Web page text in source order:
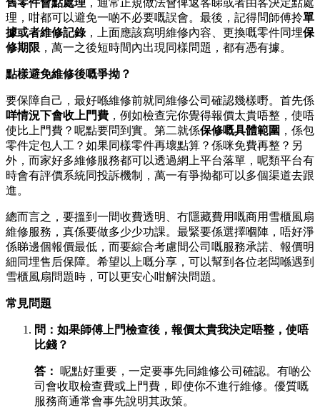
理，咁都可以避免一啲不必要嘅誤會。最後，記得問師傅拎單
據或者維修記錄，上面應該寫明維修內容、更換嘅零件同埋保
修期限 ，萬一之後短時間內出現同樣問題，都有憑有據。
點樣避免維修後嘅爭拗？
要保障自己，最好喺維修前就同維修公司確認幾樣嘢。首先係
咩情況下會收上門費 ，例如檢查完你覺得報價太貴唔整，使唔
使比上門費？呢點要問到實。第二就係保修嘅具體範圍 ，係包
零件定包人工？如果同樣零件再壞點算？係咪免費再整？另
外，而家好多維修服務都可以透過網上平台落單，呢類平台有
時會有評價系統同投訴機制，萬一有爭拗都可以多個渠道去跟
進。
總而言之，要搵到一間收費透明、冇隱藏費用嘅商用雪櫃風扇
維修服務，真係要做多少少功課。最緊要係選擇嗰陣，唔好淨
係睇邊個報價最低，而要綜合考慮間公司嘅服務承諾、報價明
細同埋售后保障。希望以上嘅分享，可以幫到各位老闆喺遇到
雪櫃風扇問題時，可以更安心咁解決問題。
常見問題
問：如果師傅上門檢查後，報價太貴我決定唔整，使唔
比錢？
答：
​ 呢點好重要，一定要事先同維修公司確認。有啲公
司會收取檢查費或上門費，即使你不進行維修。優質嘅
服務商通常會事先說明其政策。